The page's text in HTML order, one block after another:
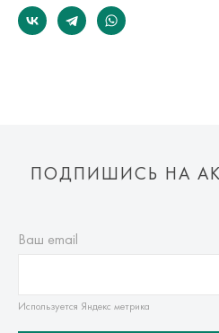
ПОДПИШИСЬ НА
Ваш email
Используется Яндекс метрика